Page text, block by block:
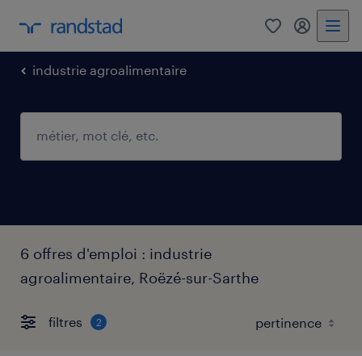
0 mon
industrie agroalimentaire
6 offres d'emploi : industrie
agroalimentaire, Roëzé-sur-Sarthe
filtres 2